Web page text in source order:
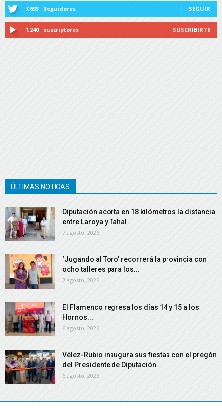
7,693 Seguidores SEGUIR
1,240 suscriptores SUSCRIBIRTE
ÚLTIMAS NOTICAS
Diputación acorta en 18 kilómetros la distancia
entre Laroya y Tahal
7 agosto, 2026
‘Jugando al Toro’ recorrerá la provincia con
ocho talleres para los...
7 agosto, 2026
El Flamenco regresa los días 14 y 15 a los
Hornos...
6 agosto, 2026
Vélez-Rubio inaugura sus fiestas con el pregón
del Presidente de Diputación...
6 agosto, 2026